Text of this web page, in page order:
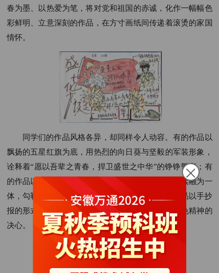
春为墨、以热爱为笔，将对党和祖国的赤诚，化作一幅幅色
彩鲜明、立意深刻的作品，在方寸画纸间传递着滚烫的家国
情怀。
同学们的作品风格各异 ， 却同样令人动容。有的作品以
飘扬的五星红旗为底，用热烈的向日葵与坚毅的军装形象，
诠释着“愿以吾辈之青春，捍卫盛世之中华”的铮铮誓言；有
的作品以柔和的水彩晕染，将华表、金龙与红星元素融为一
体，勾勒出“红星照耀中国”的信仰之光；还有的作品以手抄
报的形式，用文字与线条传递着新时代少年传承红色精神的
决心。